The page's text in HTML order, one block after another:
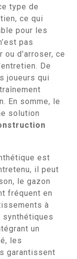
type de
ce qui
pour les
pas
d’arroser, ce
De
joueurs qui
En somme, le
solution
est
il peut
le gazon
fréquent en
à
synthétiques
un
les
garantissent